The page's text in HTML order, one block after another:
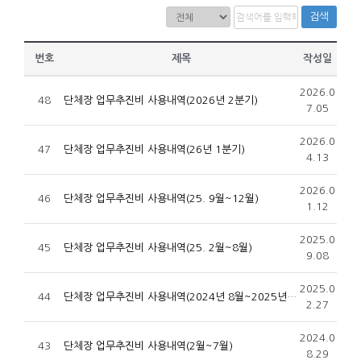
검색
번호 제목 작성일
48 단체장 업무추진비 사용내역(2026년 2분기)
2026.0
7.05
47 단체장 업무추진비 사용내역(26년 1분기)
2026.0
4.13
46 단체장 업무추진비 사용내역(25. 9월~12월)
2026.0
1.12
45 단체장 업무추진비 사용내역(25. 2월~8월)
2025.0
9.08
44 단체장 업무추진비 사용내역(2024년 8월~2025년 1월)
2025.0
2.27
43 단체장 업무추진비 사용내역(2월~7월)
2024.0
8.29